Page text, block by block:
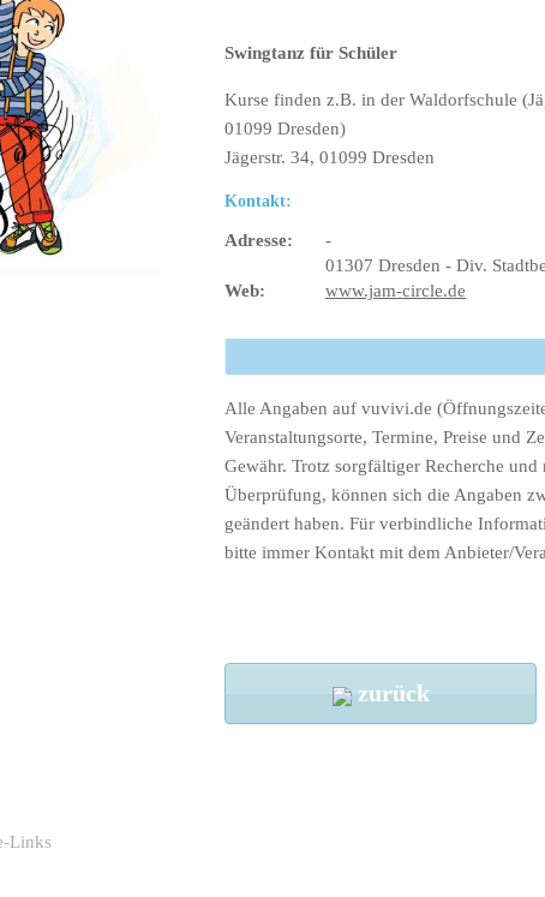
Swingtanz für Schüler
Kurse finden z.B. in der Waldorfschule
01099 Dresden)
Jägerstr. 34, 01099 Dresden
Kontakt:
Adresse:
-
01307 Dresden - Div.
Web:
www.jam-circle.de
Alle Angaben auf vuvivi.de
Veranstaltungsorte, Termine, Preise und
Gewähr. Trotz sorgfältiger Recherche und
Überprüfung, können sich die Angaben
geändert haben. Für verbindliche
bitte immer Kontakt mit dem Anbieter/
zurück
Links